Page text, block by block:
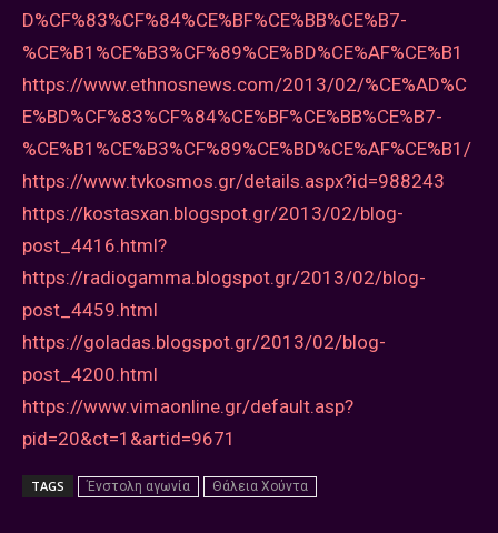
D%CF%83%CF%84%CE%BF%CE%BB%CE%B7-
%CE%B1%CE%B3%CF%89%CE%BD%CE%AF%CE%B1
https://www.ethnosnews.com/2013/02/%CE%AD%C
E%BD%CF%83%CF%84%CE%BF%CE%BB%CE%B7-
%CE%B1%CE%B3%CF%89%CE%BD%CE%AF%CE%B1/
https://www.tvkosmos.gr/details.aspx?id=988243
https://kostasxan.blogspot.gr/2013/02/blog-
post_4416.html?
https://radiogamma.blogspot.gr/2013/02/blog-
post_4459.html
https://goladas.blogspot.gr/2013/02/blog-
post_4200.html
https://www.vimaonline.gr/default.asp?
pid=20&ct=1&artid=9671
TAGS Ένστολη αγωνία Θάλεια Χούντα